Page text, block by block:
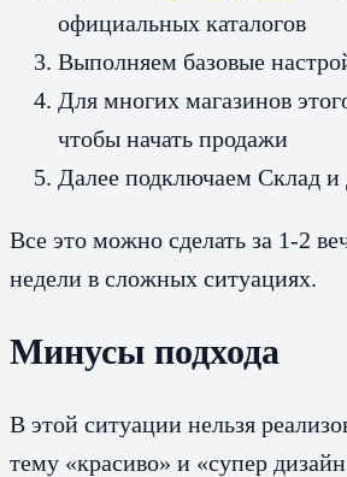
официальных каталогов
Выполняем базовые
Для многих магазинов
чтобы начать продажи
Далее подключаем Склад и
Все это можно сделать за 1-2
недели в сложных ситуациях.
Минусы подхода
В этой ситуации нельзя
тему «красиво» и «супер